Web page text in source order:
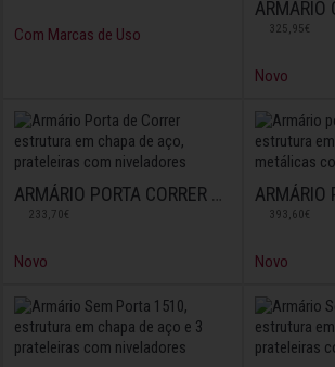
Com Marcas de Uso 325,95€
Novo
ARMÁRIO PORTA CORRER 815X100X42
233,70€
Novo
393,60€
Novo